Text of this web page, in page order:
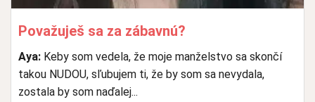
Považuješ sa za zábavnú?
Aya: Keby som vedela, že moje manželstvo sa skončí
takou NUDOU, sľubujem ti, že by som sa nevydala,
zostala by som naďalej...